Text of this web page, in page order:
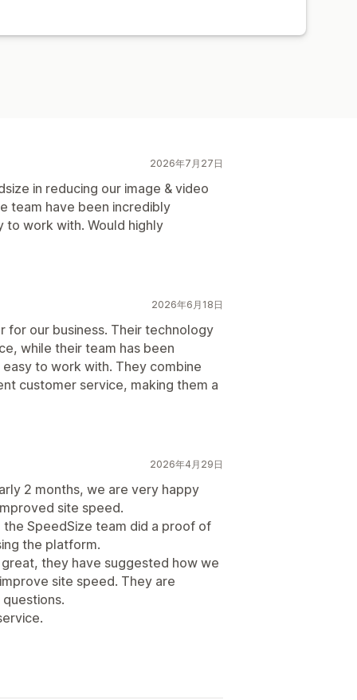
2026年7月27日
in reducing our image & video
team have been incredibly
to work with. Would highly
2026年6月18日
for our business. Their technology
while their team has been
to work with. They combine
customer service, making them a
2026年4月29日
2 months, we are very happy
site speed.
SpeedSize team did a proof of
the platform.
they have suggested how we
site speed. They are